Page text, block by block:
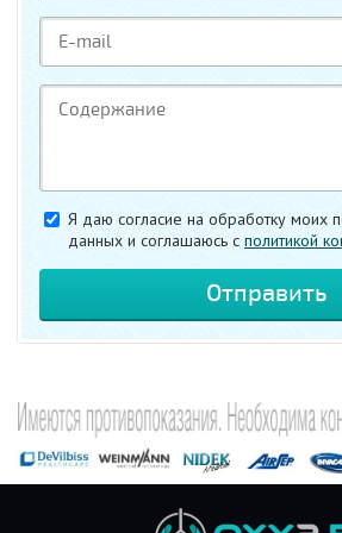
Я даю согласие на обработку моих
данных и соглашаюсь c политикой